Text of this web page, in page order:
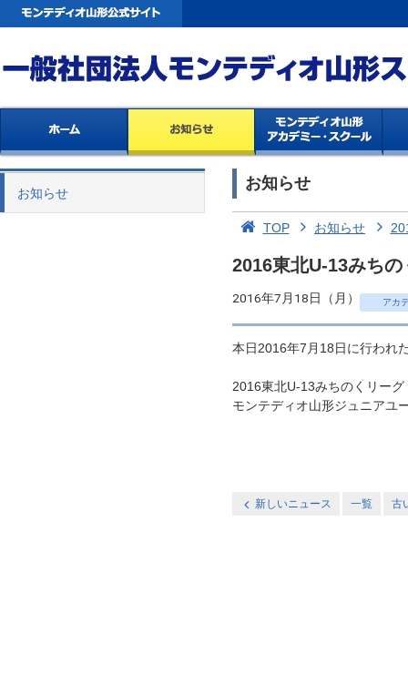
お知らせ
お知らせ
TOP お知らせ
2016東北U-13みち
2016年7月18日（月） アカ
本日2016年7月18日に行われ
2016東北U-13みちのくリーグ
モンテディオ山形ジュニアユ
新しいニュース 一覧 古